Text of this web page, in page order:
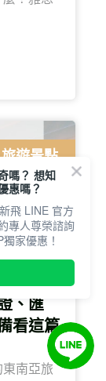
旅遊景點
、匯
看這篇
南亞旅
嗎？ 想知
惠嗎？
飛 LINE 官方
專人尊榮諮詢
家優惠！